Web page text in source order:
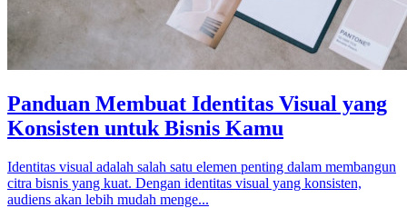
Panduan Membuat Identitas Visual yang
Konsisten untuk Bisnis Kamu
Identitas visual adalah salah satu elemen penting dalam membangun
citra bisnis yang kuat. Dengan identitas visual yang konsisten,
audiens akan lebih mudah menge...